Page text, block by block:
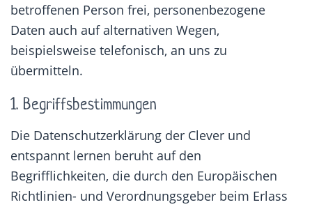
betroffenen Person frei, personenbezogene
Daten auch auf alternativen Wegen,
beispielsweise telefonisch, an uns zu
übermitteln.
1. Begriffsbestimmungen
Die Datenschutzerklärung der Clever und
entspannt lernen beruht auf den
Begrifflichkeiten, die durch den Europäischen
Richtlinien- und Verordnungsgeber beim Erlass